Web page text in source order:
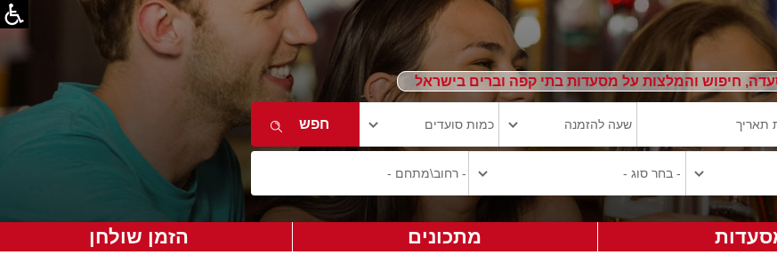
חיפוש והמלצות על מסעדות בתי קפה וברים בישראל
מתכונים הזמן שולחן